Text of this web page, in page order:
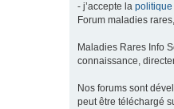
- j’accepte la politique
Forum maladies
Maladies Rares Info
connaissance,
Nos forums sont
peut être téléchargé